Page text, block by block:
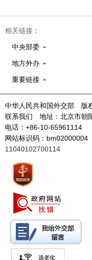
相关链接：
中央部委
地方外办
重要链接
中华人民共和国外交部 版
联系我们 地址：北京市朝
电话：+86-10-65961114
网站标识码：bm02000004
11040102700114